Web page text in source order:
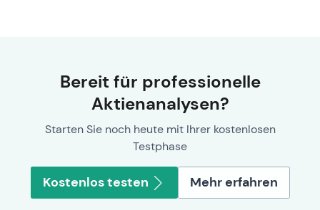
Bereit für professionelle
Aktienanalysen?
Starten Sie noch heute mit Ihrer kostenlosen
Testphase
Kostenlos testen Mehr erfahren